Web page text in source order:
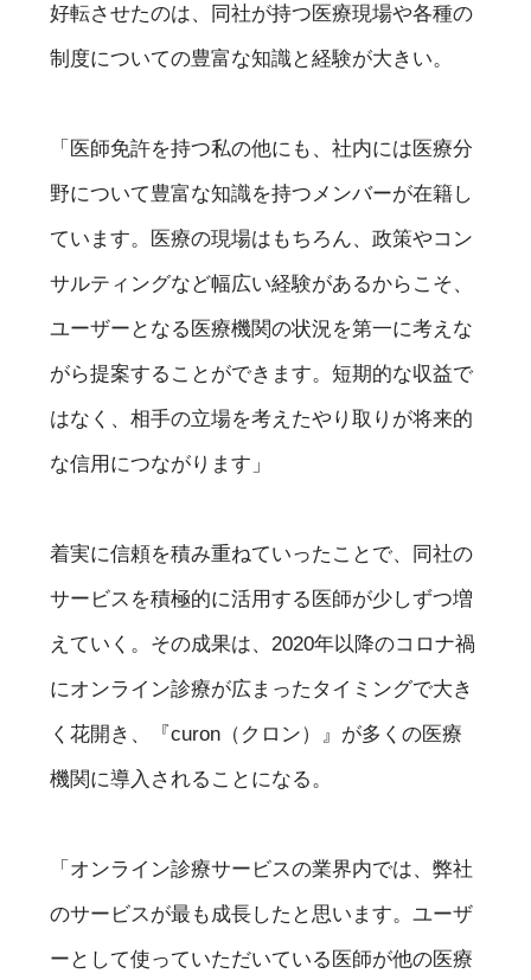
好転させたのは、同社が持つ医療現場や各種の
制度についての豊富な知識と経験が大きい。
「医師免許を持つ私の他にも、社内には医療分
野について豊富な知識を持つメンバーが在籍し
ています。医療の現場はもちろん、政策やコン
サルティングなど幅広い経験があるからこそ、
ユーザーとなる医療機関の状況を第一に考えな
がら提案することができます。短期的な収益で
はなく、相手の立場を考えたやり取りが将来的
な信用につながります」
着実に信頼を積み重ねていったことで、同社の
サービスを積極的に活用する医師が少しずつ増
えていく。その成果は、2020年以降のコロナ禍
にオンライン診療が広まったタイミングで大き
く花開き、『curon（クロン）』が多くの医療
機関に導入されることになる。
「オンライン診療サービスの業界内では、弊社
のサービスが最も成長したと思います。ユーザ
ーとして使っていただいている医師が他の医療